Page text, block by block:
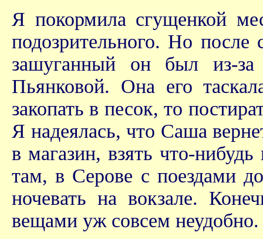
Я покормила сгущенкой
подозрительного. Но
зашуганный он был из-
Пьянковой. Она его
закопать в песок, то
Я надеялась, что Саша
в магазин, взять что-
там, в Серове с поездами
ночевать на вокзале.
вещами уж совсем неудобно.